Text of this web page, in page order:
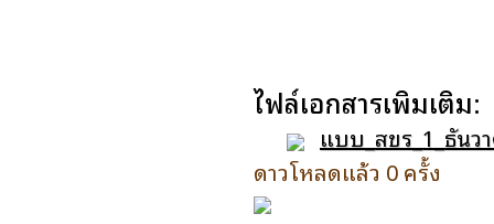
ไฟล์เอกสารเพิ่มเติม:
แบบ_สขร_1_ธันว
ดาวโหลดแล้ว 0 ครั้ง